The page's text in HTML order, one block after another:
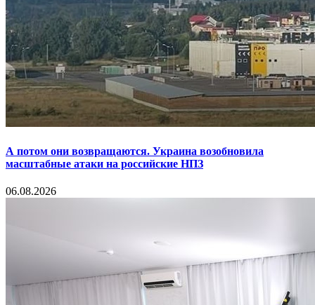
А потом они возвращаются. Украина возобновила
масштабные атаки на российские НПЗ
06.08.2026